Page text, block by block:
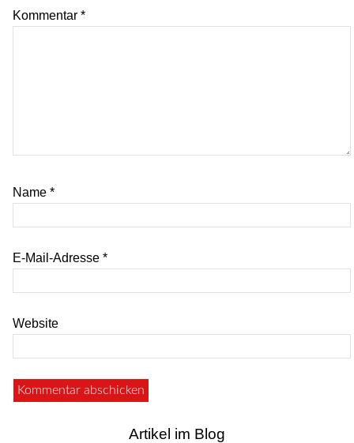
Kommentar *
Name *
E-Mail-Adresse *
Website
Artikel im Blog